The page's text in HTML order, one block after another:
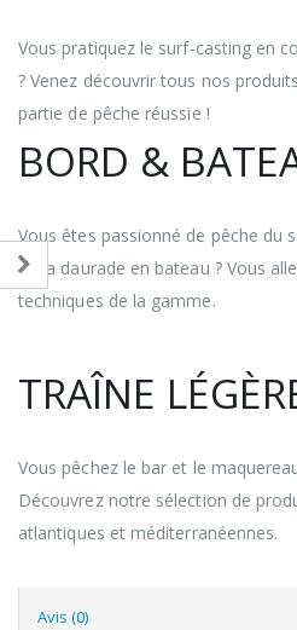
Vous pratiquez le surf-casting en
? Venez découvrir tous nos
partie de pêche réussie !
BORD &
Vous êtes passionné de pêche du
de la daurade en bateau ? Vous
techniques de la gamme.
TRAÎNE
Vous pêchez le bar et le
Découvrez notre sélection de
atlantiques et méditerranéennes.
Avis (0)